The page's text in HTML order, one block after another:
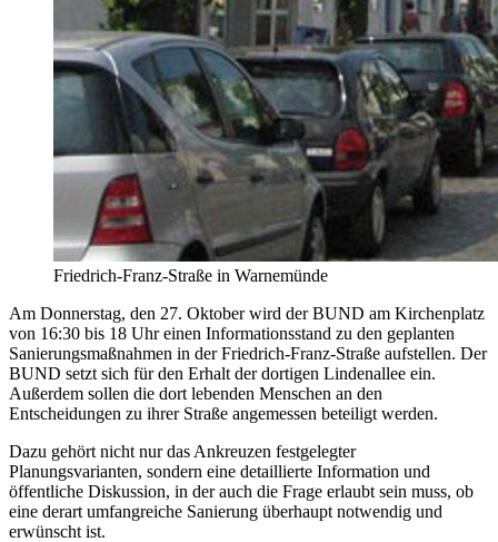
Friedrich-Franz-Straße in Warnemünde
Am Donnerstag, den 27. Oktober wird der BUND am Kirchenplatz
von 16:30 bis 18 Uhr einen Informationsstand zu den geplanten
Sanierungsmaßnahmen in der Friedrich-Franz-Straße aufstellen. Der
BUND setzt sich für den Erhalt der dortigen Lindenallee ein.
Außerdem sollen die dort lebenden Menschen an den
Entscheidungen zu ihrer Straße angemessen beteiligt werden.
Dazu gehört nicht nur das Ankreuzen festgelegter
Planungsvarianten, sondern eine detaillierte Information und
öffentliche Diskussion, in der auch die Frage erlaubt sein muss, ob
eine derart umfangreiche Sanierung überhaupt notwendig und
erwünscht ist.